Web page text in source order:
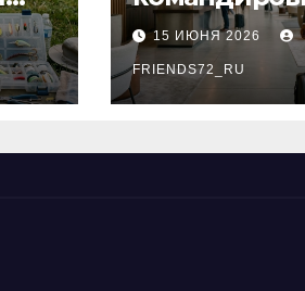
основные
критерии
15 ИЮНЯ 2026
FRIENDS72_RU